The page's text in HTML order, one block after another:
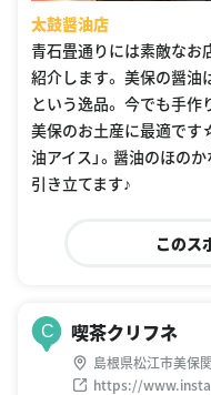
太鼓醤油店
青石畳通りには素敵なお
紹介します。 美保の醤油
という逸品。 今でも手作
美保のお土産に最適です
油アイス」。醤油のほの
引き立てます♪
このス
C 喫茶クリフネ
島根県松江市美保
https://